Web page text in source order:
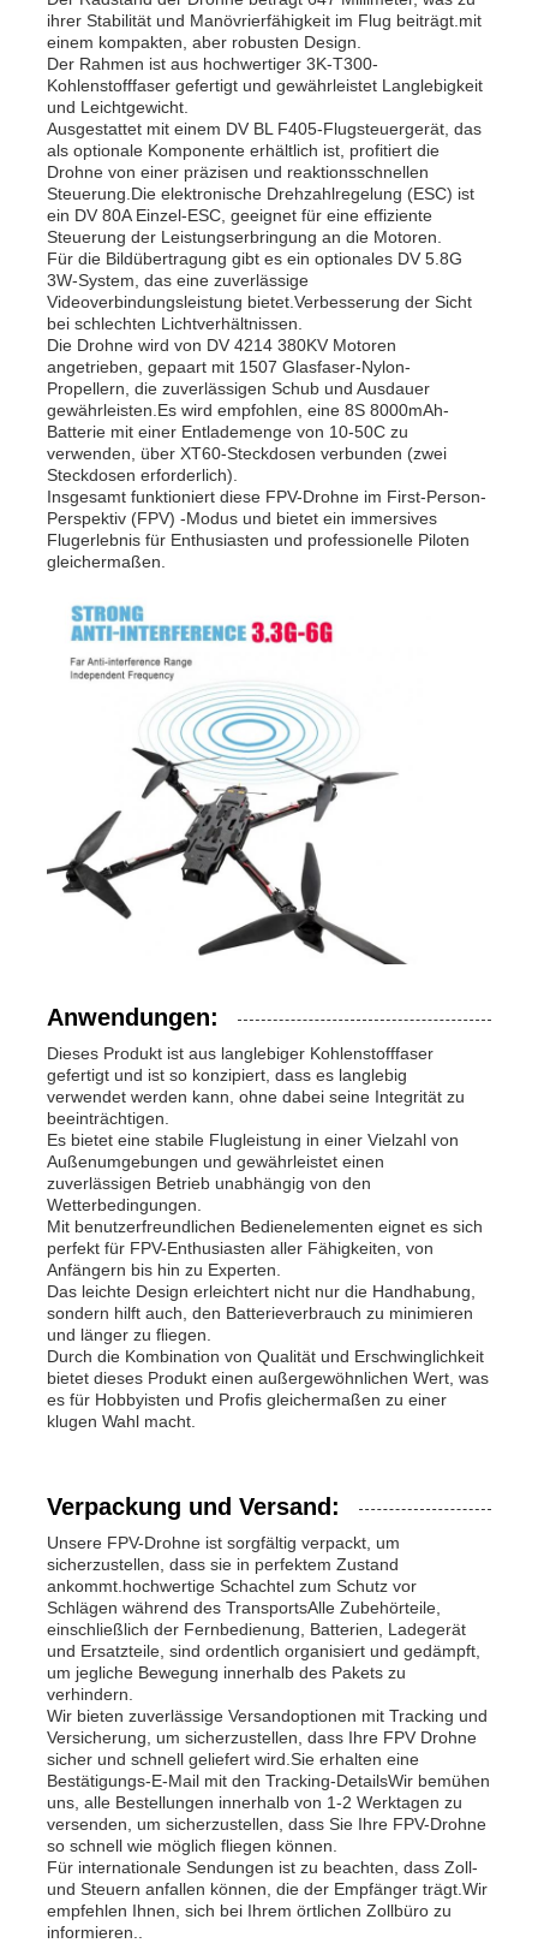
Landwirtschafts-Sprühbrummen
FPV -Drohne
Drohnenteile
Antibrummengerät
Wärmebildzielfernrohr
Laser-Entfernungsmesser
ihrer Stabilität und Manövrierfähigkeit im Flug beiträgt.mit
einem kompakten, aber robusten Design.
Der Rahmen ist aus hochwertiger 3K-T300-
Kohlenstofffaser gefertigt und gewährleistet Langlebigkeit
und Leichtgewicht.
Ausgestattet mit einem DV BL F405-Flugsteuergerät, das
als optionale Komponente erhältlich ist, profitiert die
Drohne von einer präzisen und reaktionsschnellen
Steuerung.Die elektronische Drehzahlregelung (ESC) ist
ein DV 80A Einzel-ESC, geeignet für eine effiziente
Steuerung der Leistungserbringung an die Motoren.
Für die Bildübertragung gibt es ein optionales DV 5.8G
3W-System, das eine zuverlässige
Videoverbindungsleistung bietet.Verbesserung der Sicht
bei schlechten Lichtverhältnissen.
Die Drohne wird von DV 4214 380KV Motoren
angetrieben, gepaart mit 1507 Glasfaser-Nylon-
Propellern, die zuverlässigen Schub und Ausdauer
gewährleisten.Es wird empfohlen, eine 8S 8000mAh-
Batterie mit einer Entlademenge von 10-50C zu
verwenden, über XT60-Steckdosen verbunden (zwei
Steckdosen erforderlich).
Insgesamt funktioniert diese FPV-Drohne im First-Person-
Perspektiv (FPV) -Modus und bietet ein immersives
Flugerlebnis für Enthusiasten und professionelle Piloten
gleichermaßen.
Anwendungen:
Dieses Produkt ist aus langlebiger Kohlenstofffaser
gefertigt und ist so konzipiert, dass es langlebig
verwendet werden kann, ohne dabei seine Integrität zu
beeinträchtigen.
Es bietet eine stabile Flugleistung in einer Vielzahl von
Außenumgebungen und gewährleistet einen
zuverlässigen Betrieb unabhängig von den
Wetterbedingungen.
Mit benutzerfreundlichen Bedienelementen eignet es sich
perfekt für FPV-Enthusiasten aller Fähigkeiten, von
Anfängern bis hin zu Experten.
Das leichte Design erleichtert nicht nur die Handhabung,
sondern hilft auch, den Batterieverbrauch zu minimieren
und länger zu fliegen.
Durch die Kombination von Qualität und Erschwinglichkeit
bietet dieses Produkt einen außergewöhnlichen Wert, was
es für Hobbyisten und Profis gleichermaßen zu einer
klugen Wahl macht.
Verpackung und Versand:
Unsere FPV-Drohne ist sorgfältig verpackt, um
sicherzustellen, dass sie in perfektem Zustand
ankommt.hochwertige Schachtel zum Schutz vor
Schlägen während des TransportsAlle Zubehörteile,
einschließlich der Fernbedienung, Batterien, Ladegerät
und Ersatzteile, sind ordentlich organisiert und gedämpft,
um jegliche Bewegung innerhalb des Pakets zu
verhindern.
Wir bieten zuverlässige Versandoptionen mit Tracking und
Versicherung, um sicherzustellen, dass Ihre FPV Drohne
sicher und schnell geliefert wird.Sie erhalten eine
Bestätigungs-E-Mail mit den Tracking-DetailsWir bemühen
uns, alle Bestellungen innerhalb von 1-2 Werktagen zu
versenden, um sicherzustellen, dass Sie Ihre FPV-Drohne
so schnell wie möglich fliegen können.
Für internationale Sendungen ist zu beachten, dass Zoll-
und Steuern anfallen können, die der Empfänger trägt.Wir
empfehlen Ihnen, sich bei Ihrem örtlichen Zollbüro zu
informieren..